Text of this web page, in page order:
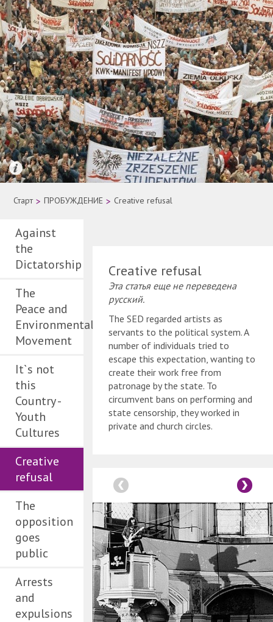
Старт > ПРОБУЖДЕНИЕ > Creative refusal
Against
the
Dictatorship
The
Peace and
Environmental
Movement
It`s not
this
Country -
Youth
Cultures
Creative
refusal
The
opposition
goes
public
Arrests
and
expulsions
Creative refusal
Эта статья еще не переведена
русский.
The SED regarded artists as
servants to the political system. A
number of individuals tried to
escape this expectation, wanting to
create their work free from
patronage by the state. To
circumvent bans on performing and
state censorship, they worked in
private and church circles.